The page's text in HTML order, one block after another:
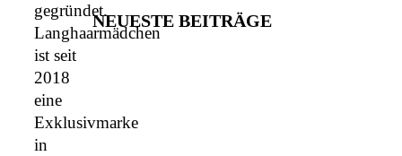
gegründet.
Langhaarmädchen
ist seit
2018
eine
Exklusivmarke
in
NEUESTE BEITRÄGE